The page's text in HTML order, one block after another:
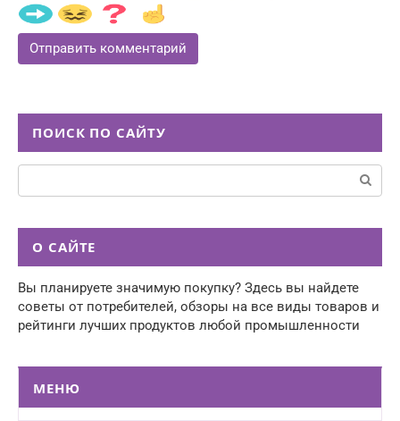
ПОИСК ПО САЙТУ
Поиск:
О САЙТЕ
Вы планируете значимую покупку? Здесь вы найдете
советы от потребителей, обзоры на все виды товаров и
рейтинги лучших продуктов любой промышленности
МЕНЮ